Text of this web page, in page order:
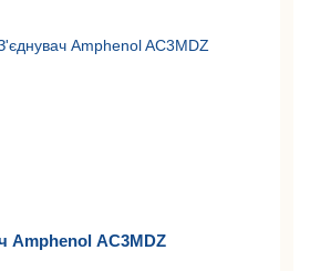
Amphenol AC3MDZ